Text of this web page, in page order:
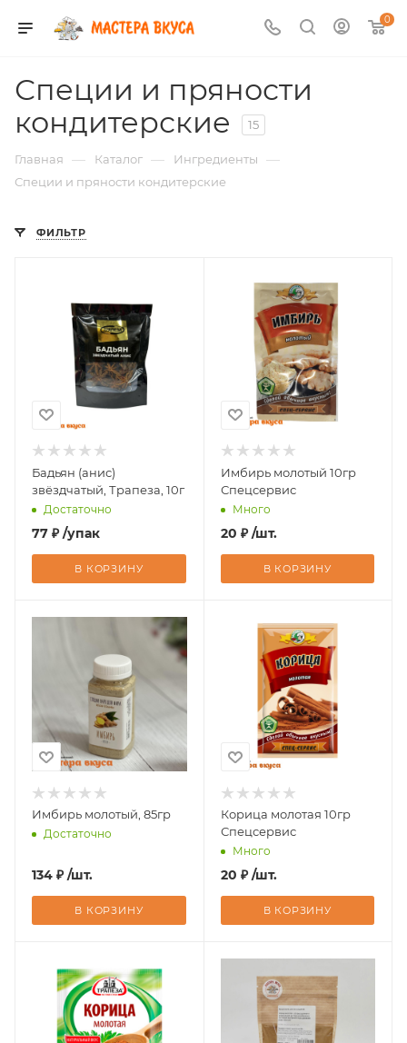
0
Специи и пряности
кондитерские
15
Главная — Каталог — Ингредиенты —
Специи и пряности кондитерские
ФИЛЬТР
Бадьян (анис)
звёздчатый, Трапеза, 10г
Достаточно
77 ₽ /упак
В КОРЗИНУ
Имбирь молотый 10гр
Спецсервис
Много
20 ₽ /шт.
В КОРЗИНУ
Имбирь молотый, 85гр
Достаточно
134 ₽ /шт.
В КОРЗИНУ
Корица молотая 10гр
Спецсервис
Много
20 ₽ /шт.
В КОРЗИНУ